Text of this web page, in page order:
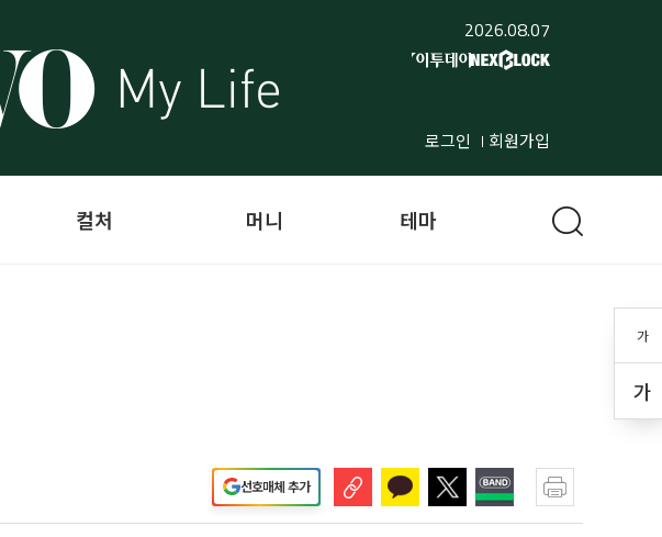
2026.08.07
로그인 회원가입
가
가
컬처 머니 테마
선호매체 추가